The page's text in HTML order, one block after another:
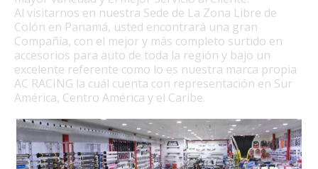
Al visitarnos en nuestra Sede de La Zona Libre de
Colón en Panamá, usted encontrará una gran
Compañía, con el mejor y más completo surtido en
accesorios para auto de toda la región y bajo un
excelente referente como lo es nuestra marca propia
AC RACING la cuál cuenta con representación en Sur
América, Centro América y el Caribe.